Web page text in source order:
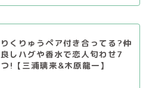
りくりゅうペア付き合ってる?仲
良しハグや香水で恋人匂わせ7
つ!【三浦璃来&木原龍一】